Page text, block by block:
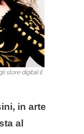
store digitali il
in arte
al